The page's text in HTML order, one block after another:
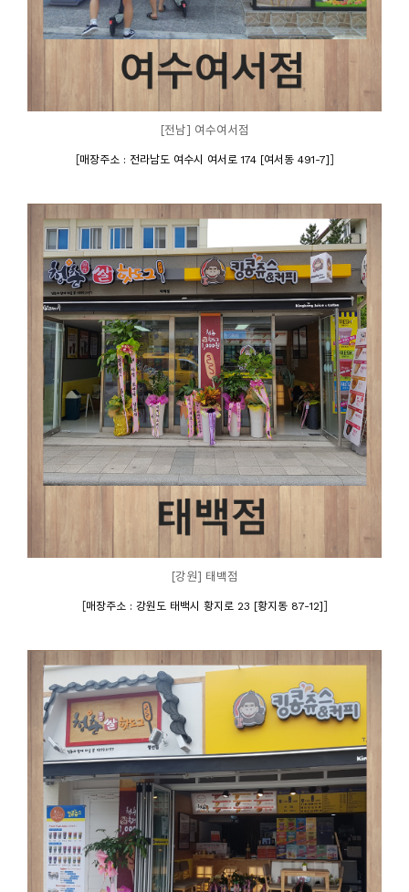
[전남] 여수여서점
[매장주소 : 전라남도 여수시 여서로 174 [여서동 491-7] ]
[강원] 태백점
[매장주소 : 강원도 태백시 황지로 23 [황지동 87-12] ]